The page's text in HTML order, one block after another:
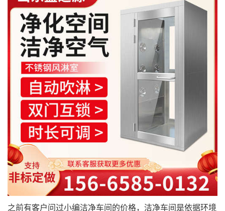
之前有客户问过小编洁净车间的价格，洁净车间是依据环境